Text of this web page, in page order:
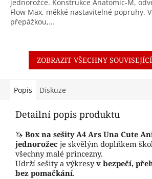
jednorožce. Konstrukce Anatomic-M,
Flow Max, měkké nastavitelné popruhy.
přepážkou,...
ZOBRAZIT VŠECHNY
Popis Diskuze
Detailní popis produktu
🦄 Box na sešity A4 Ars Una Cute
jednorožec je skvělým doplňkem
všechny malé princezny.
Udrží sešity a výkresyv bezpečí,
bez pomačkání.